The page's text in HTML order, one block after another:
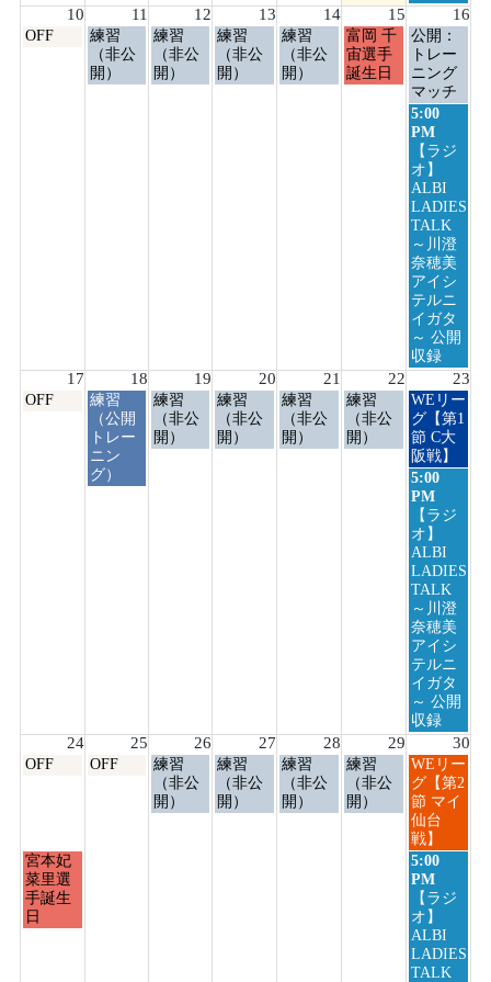
10 11 12 13 14 15 16
月
OFF
火
曜
日,
練習
（非公
開）
水
曜
日,
練習
（非公
開）
木
曜
日,
練習
（非公
開）
金
曜
日,
練習
（非公
開）
土
曜
日,
富岡 千
宙選手
誕生日
日
曜
日,
8
月
16th
2026
公開：
トレー
ニング
マッチ
日
曜
日,
8
月
16th
2026
5:00
PM
【ラジ
オ】
ALBI
LADIES
TALK
～川澄
奈穂美
アイシ
テルニ
イガタ
～ 公開
収録
17 18 19 20 21 22 23
月
OFF
火
曜
日,
8
月
練習
（公開
トレー
ニン
グ）
水
曜
日,
練習
（非公
開）
木
曜
日,
練習
（非公
開）
金
曜
日,
練習
（非公
開）
土
曜
日,
練習
（非公
開）
日
曜
日,
8
月
23rd
2026
WEリー
グ【第1
節 C大
阪戦】
日
曜
日,
8
月
23rd
2026
5:00
PM
【ラジ
オ】
ALBI
LADIES
TALK
～川澄
奈穂美
アイシ
テルニ
イガタ
～ 公開
収録
24 25 26 27 28 29 30
月
24th
2026
OFF
火
OFF
水
曜
日,
練習
（非公
開）
木
曜
日,
練習
（非公
開）
金
曜
日,
練習
（非公
開）
土
曜
日,
練習
（非公
開）
日
曜
日,
8
月
30th
2026
WEリー
グ【第2
節 マイ
仙台
戦】
月
曜
日,
8
宮本妃
菜里選
手誕生
日
日
曜
日,
8
月
30th
2026
5:00
PM
【ラジ
オ】
ALBI
LADIES
TALK